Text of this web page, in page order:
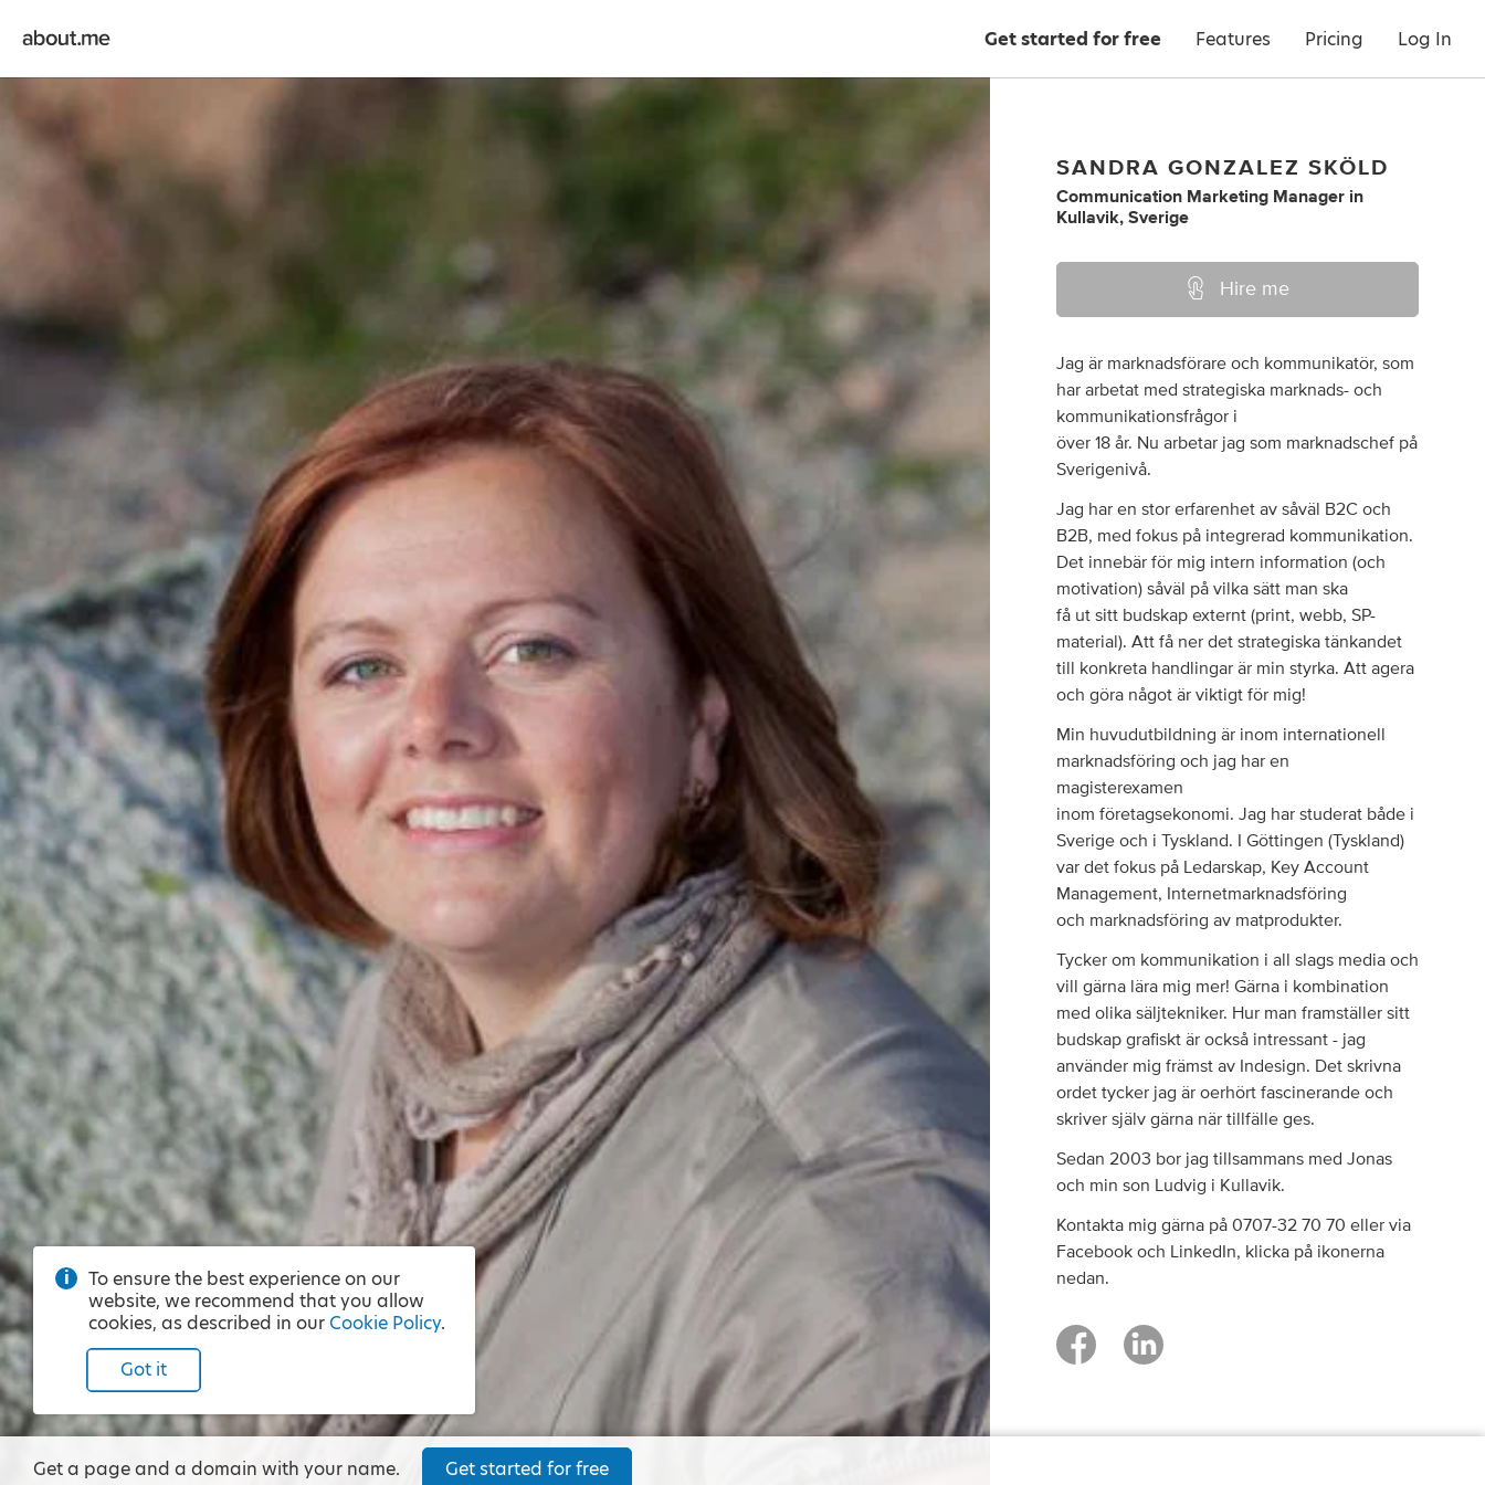
Get started for free Features Pricing Log In
SANDRA GONZALEZ SKÖLD
Communication Marketing Manager in
Kullavik, Sverige
Hire me
Jag är marknadsförare och kommunikatör, som
har arbetat med strategiska marknads- och
kommunikationsfrågor i
över 18 år. Nu arbetar jag som marknadschef på
Sverigenivå.
Jag har en stor erfarenhet av såväl B2C och
B2B, med fokus på integrerad kommunikation.
Det innebär för mig intern information (och
motivation) såväl på vilka sätt man ska
få ut sitt budskap externt (print, webb, SP-
material). Att få ner det strategiska tänkandet
till konkreta handlingar är min styrka. Att agera
och göra något är viktigt för mig!
Min huvudutbildning är inom internationell
marknadsföring och jag har en
magisterexamen
inom företagsekonomi. Jag har studerat både i
Sverige och i Tyskland. I Göttingen (Tyskland)
var det fokus på Ledarskap, Key Account
Management, Internetmarknadsföring
och marknadsföring av matprodukter.
Tycker om kommunikation i all slags media och
vill gärna lära mig mer! Gärna i kombination
med olika säljtekniker. Hur man framställer sitt
budskap grafiskt är också intressant - jag
använder mig främst av Indesign. Det skrivna
ordet tycker jag är oerhört fascinerande och
skriver själv gärna när tillfälle ges.
Sedan 2003 bor jag tillsammans med Jonas
och min son Ludvig i Kullavik.
Kontakta mig gärna på 0707-32 70 70 eller via
Facebook och LinkedIn, klicka på ikonerna
nedan.
To ensure the best experience on our
website, we recommend that you allow
cookies, as described in our Cookie Policy.
Got it
Get a page and a domain with your name. Get started for free